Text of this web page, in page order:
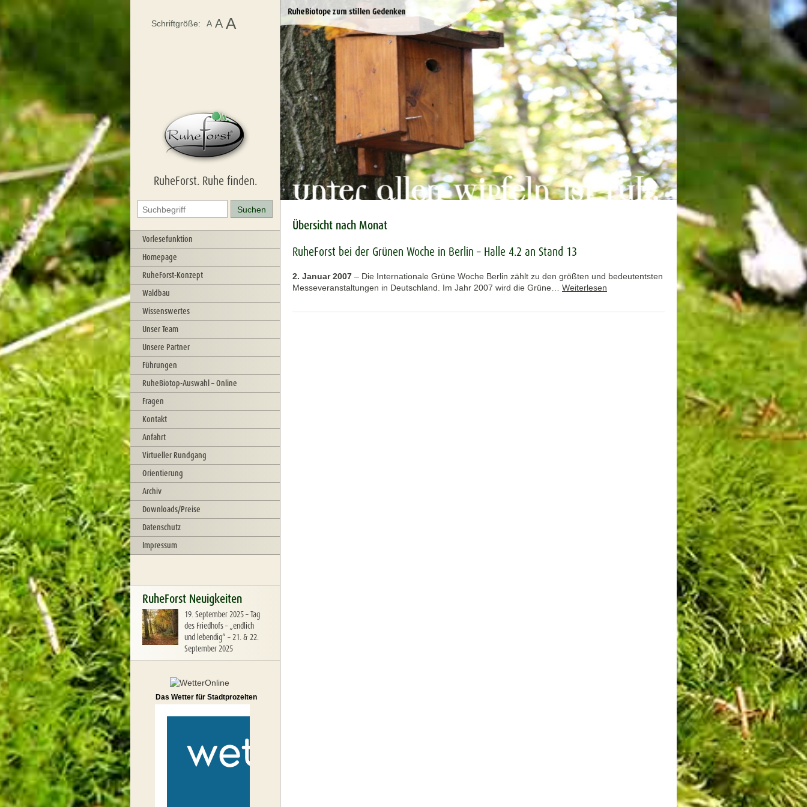
RuheForst. Ruhe finden.
Vorlesefunktion
Homepage
RuheForst-Konzept
Waldbau
Wissenswertes
Unser Team
Unsere Partner
Führungen
RuheBiotop-Auswahl – Online
Fragen
Kontakt
Anfahrt
Virtueller Rundgang
Orientierung
Archiv
Downloads/Preise
Datenschutz
Impressum
RuheForst Neuigkeiten
19. September 2025–Tag
des Friedhofs – „endlich
und lebendig“ – 21. & 22.
September 2025
Schriftgröße: A A A
Das Wetter für Stadtprozelten
Übersicht nach Monat
RuheForst bei der Grünen Woche in Berlin – Halle 4.2 an Stand 13
2. Januar 2007 – Die Internationale Grüne Woche Berlin zählt zu den größten und bedeutentsten
Messeveranstaltungen in Deutschland. Im Jahr 2007 wird die Grüne… Weiterlesen